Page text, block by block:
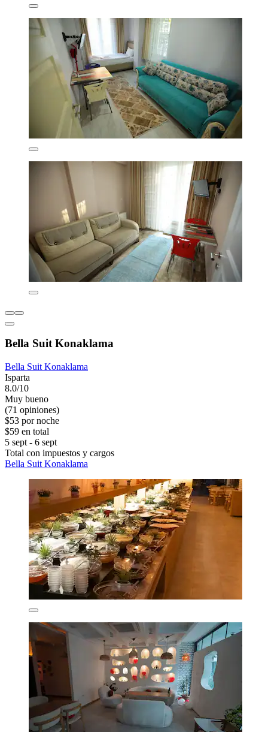
Bella Suit Konaklama
Bella Suit Konaklama
Isparta
8.0/10
Muy bueno
(71 opiniones)
$53 por noche
$59 en total
5 sept - 6 sept
Total con impuestos y cargos
Bella Suit Konaklama